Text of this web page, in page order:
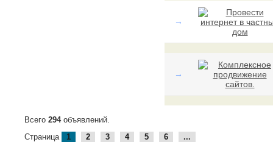
→
→
Всего 294объявлений.
Страница
1 2 3 4 5 6 ...